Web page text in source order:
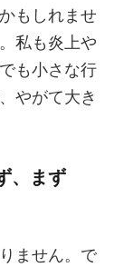
もしれませ
私も炎上や
も小さな行
やがて大き
、まず
ません。で